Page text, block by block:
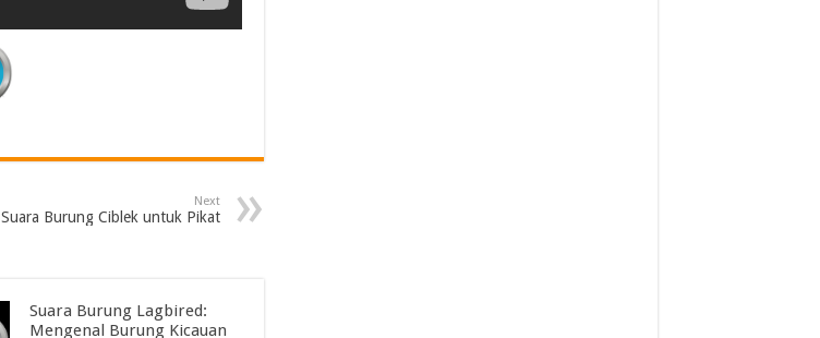
Next
Suara Burung Ciblek untuk Pikat
Suara Burung Lagbired:
Mengenal Burung Kicauan